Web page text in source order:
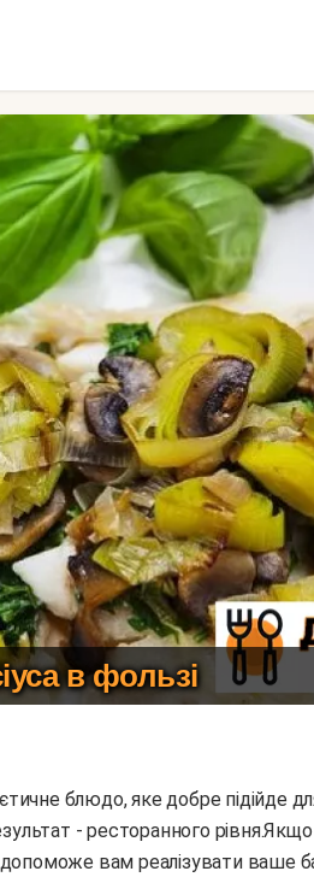
в фользі
- ресторанного
допоможе вам реалізувати ваше